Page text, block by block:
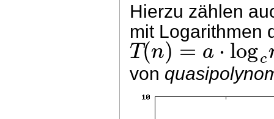
Hierzu zählen
mit Logarithmen
T(n) = a⋅logc
von